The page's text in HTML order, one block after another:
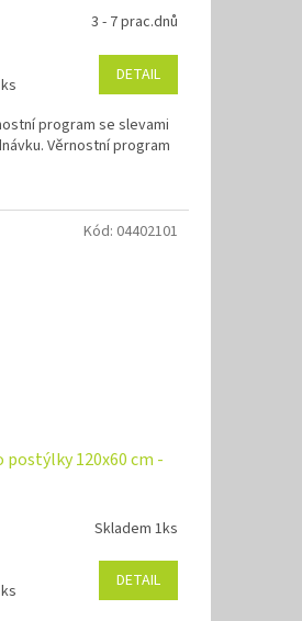
3 - 7 prac.dnů
DETAIL
program se slevami
Věrnostní program
120x60 cm -
Skladem 1ks
DETAIL
Kód: 04402101